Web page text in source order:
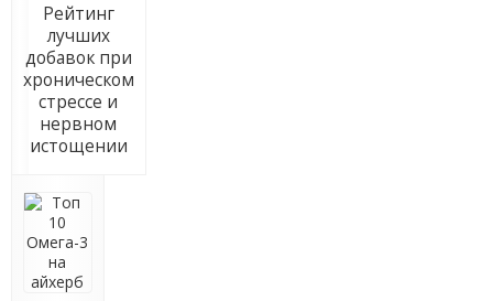
Рейтинг
лучших
добавок при
хроническом
стрессе и
нервном
истощении